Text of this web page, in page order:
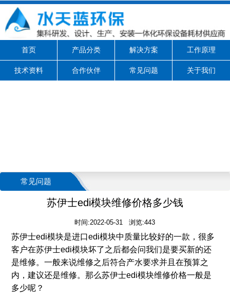
首页 产品分类 解决方案 工作原理
技术资料 合作伙伴 常见问题 关于我们
常见问题
苏伊士edi模块维修价格多少钱
时间:2022-05-31 浏览:443
苏伊士edi模块是进口edi模块中质量比较好的一款，很多
客户在苏伊士edi模块坏了之后都会问我们是要买新的还
是维修。一般来说维修之后符合产水要求并且在预算之
内，建议还是维修。那么苏伊士edi模块维修价格一般是
多少呢？